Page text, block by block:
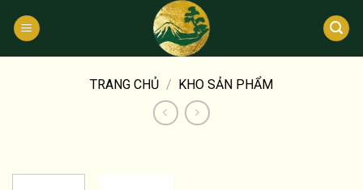
qua
TRANG CHỦ / KHO SẢN PHẨM